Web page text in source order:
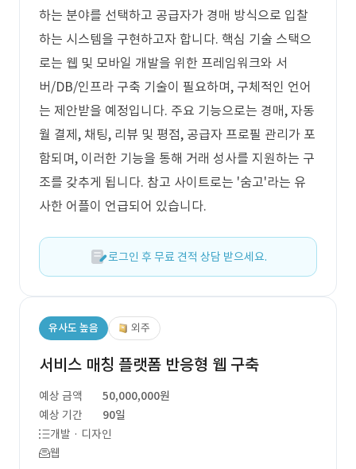
하는 분야를 선택하고 공급자가 경매 방식으로 입찰
하는 시스템을 구현하고자 합니다. 핵심 기술 스택으
로는 웹 및 모바일 개발을 위한 프레임워크와 서
버/DB/인프라 구축 기술이 필요하며, 구체적인 언어
는 제안받을 예정입니다. 주요 기능으로는 경매, 자동
월 결제, 채팅, 리뷰 및 평점, 공급자 프로필 관리가 포
함되며, 이러한 기능을 통해 거래 성사를 지원하는 구
조를 갖추게 됩니다. 참고 사이트로는 '숨고'라는 유
사한 어플이 언급되어 있습니다.
로그인 후 무료 견적 상담 받으세요.
유사도 높음 외주
서비스 매칭 플랫폼 반응형 웹 구축
예상 금액
50,000,000원
예상 기간
90일
개발 · 디자인
웹